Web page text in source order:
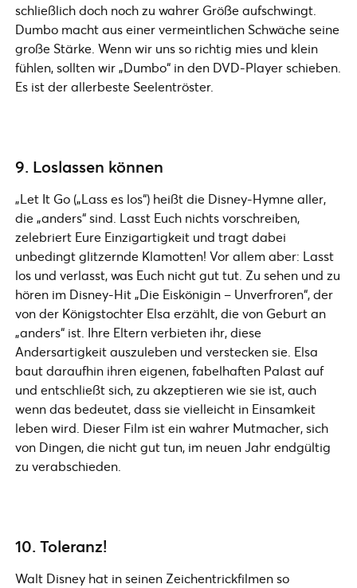
schließlich doch noch zu wahrer Größe aufschwingt.
Dumbo macht aus einer vermeintlichen Schwäche seine
große Stärke. Wenn wir uns so richtig mies und klein
fühlen, sollten wir „Dumbo“ in den DVD-Player schieben.
Es ist der allerbeste Seelentröster.
9. Loslassen können
„Let It Go („Lass es los“) heißt die Disney-Hymne aller,
die „anders“ sind. Lasst Euch nichts vorschreiben,
zelebriert Eure Einzigartigkeit und tragt dabei
unbedingt glitzernde Klamotten! Vor allem aber: Lasst
los und verlasst, was Euch nicht gut tut. Zu sehen und zu
hören im Disney-Hit „Die Eiskönigin – Unverfroren“, der
von der Königstochter Elsa erzählt, die von Geburt an
„anders“ ist. Ihre Eltern verbieten ihr, diese
Andersartigkeit auszuleben und verstecken sie. Elsa
baut daraufhin ihren eigenen, fabelhaften Palast auf
und entschließt sich, zu akzeptieren wie sie ist, auch
wenn das bedeutet, dass sie vielleicht in Einsamkeit
leben wird. Dieser Film ist ein wahrer Mutmacher, sich
von Dingen, die nicht gut tun, im neuen Jahr endgültig
zu verabschieden.
10. Toleranz!
Walt Disney hat in seinen Zeichentrickfilmen so